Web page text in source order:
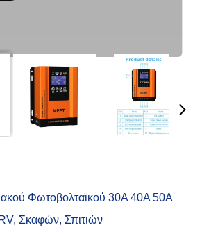
Φωτοβολταϊκού 30A 40A 50A
Σκαφών, Σπιτιών